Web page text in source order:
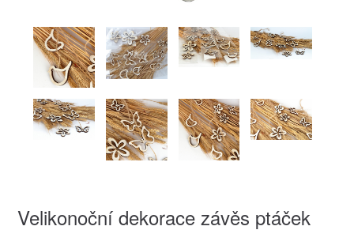
Velikonoční dekorace závěs ptáček